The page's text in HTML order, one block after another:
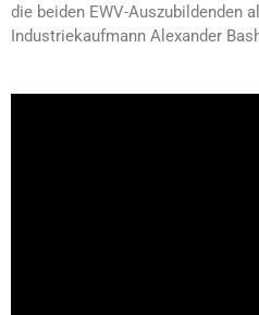
die beiden EWV-Auszubildenden
Industriekaufmann Alexander